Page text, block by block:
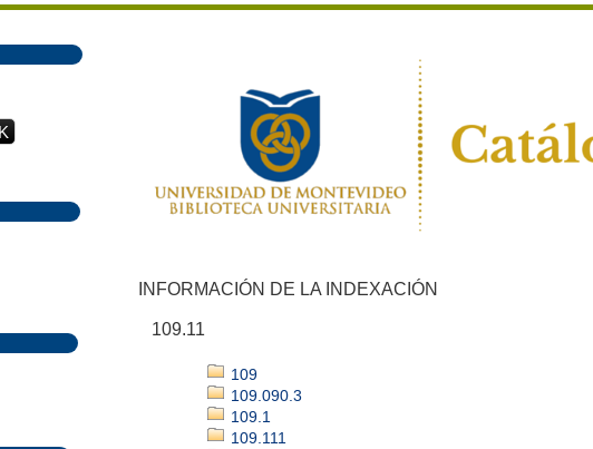
INFORMACIÓN DE LA INDEXACIÓN
109.11
109
109.090.3
109.1
109.111